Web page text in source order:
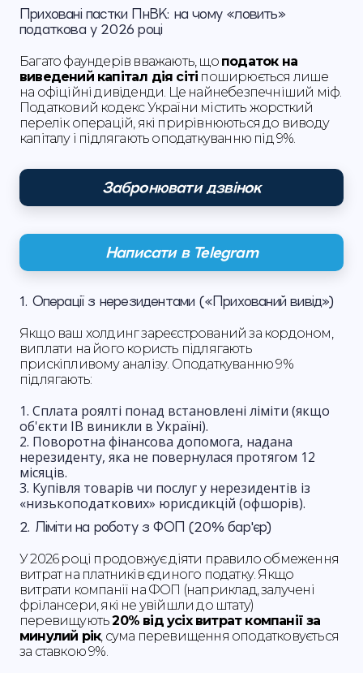
Приховані пастки ПнВК: на чому «ловить»
податкова у 2026 році
Багато фаундерів вважають, що податок на
виведений капітал дія сіті поширюється лише
на офіційні дивіденди. Це найнебезпечніший міф.
Податковий кодекс України містить жорсткий
перелік операцій, які прирівнюються до виводу
капіталу і підлягають оподаткуванню під 9%.
Забронювати дзвінок
Написати в Telegram
1. Операції з нерезидентами («Прихований вивід»)
Якщо ваш холдинг зареєстрований за кордоном,
виплати на його користь підлягають
прискіпливому аналізу. Оподаткуванню 9%
підлягають:
Сплата роялті понад встановлені ліміти (якщо
об'єкти ІВ виникли в Україні).
Поворотна фінансова допомога, надана
нерезиденту, яка не повернулася протягом 12
місяців.
Купівля товарів чи послуг у нерезидентів із
«низькоподаткових» юрисдикцій (офшорів).
2. Ліміти на роботу з ФОП (20% бар'єр)
У 2026 році продовжує діяти правило обмеження
витрат на платників єдиного податку. Якщо
витрати компанії на ФОП (наприклад, залучені
фрілансери, які не увійшли до штату)
перевищують20% від усіх витрат компанії за
минулий рік, сума перевищення оподатковується
за ставкою 9%.